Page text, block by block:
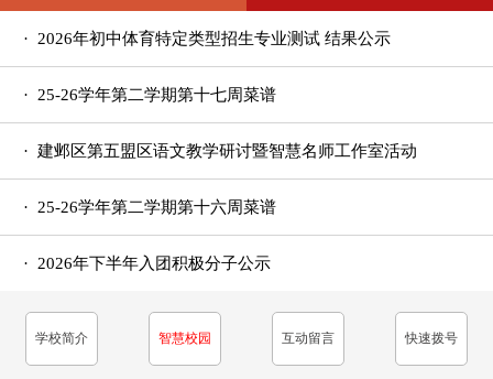
· 2026年初中体育特定类型招生专业测试 结果公示
· 25-26学年第二学期第十七周菜谱
· 建邺区第五盟区语文教学研讨暨智慧名师工作室活动
在我校举行
· 25-26学年第二学期第十六周菜谱
· 2026年下半年入团积极分子公示
学校简介 智慧校园 互动留言 快速拨号